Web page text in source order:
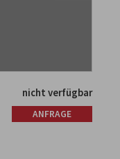
nicht verfügbar
ANFRAGE